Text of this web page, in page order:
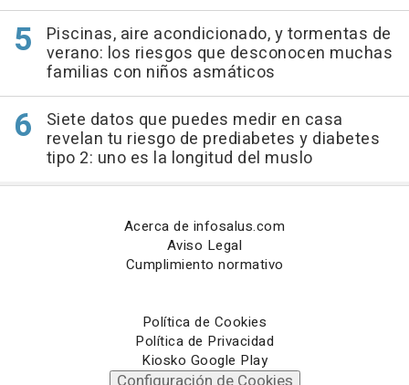
Piscinas, aire acondicionado, y tormentas de
verano: los riesgos que desconocen muchas
familias con niños asmáticos
Siete datos que puedes medir en casa
revelan tu riesgo de prediabetes y diabetes
tipo 2: uno es la longitud del muslo
Acerca de infosalus.com
Aviso Legal
Cumplimiento normativo
Política de Cookies
Política de Privacidad
Kiosko Google Play